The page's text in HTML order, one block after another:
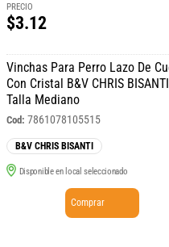
PRECIO
$3.12
Vinchas Para Perro Lazo De Cuerina
Con Cristal B&V CHRIS BISANTI
Talla Mediano
Cod: 7861078105515
B&V CHRIS BISANTI
Disponible en local seleccionado
Comprar